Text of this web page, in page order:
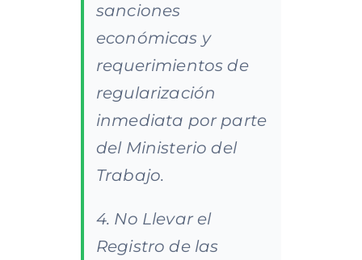
sanciones
económicas y
requerimientos de
regularización
inmediata por parte
del Ministerio del
Trabajo.
4. No Llevar el
Registro de las